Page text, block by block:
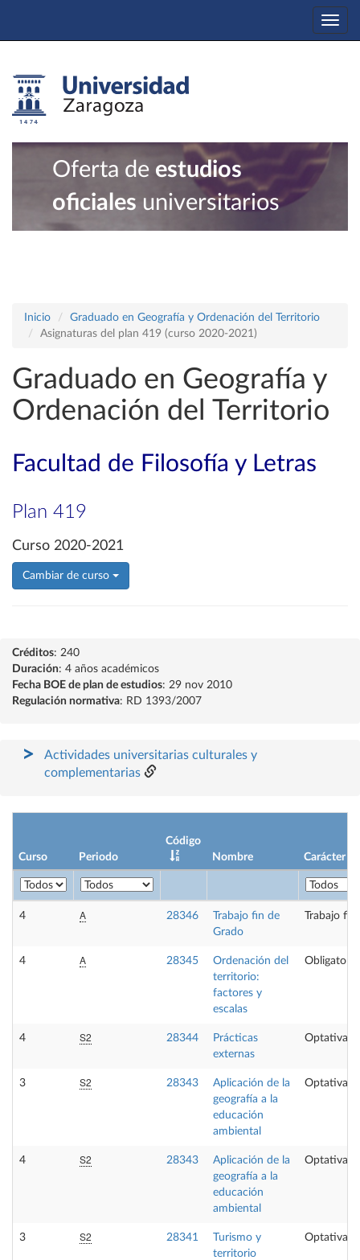
Oferta de estudios
oficiales universitarios
Inicio
Graduado en Geografía y Ordenación del Territorio
Asignaturas del plan 419 (curso 2020-2021)
Graduado en Geografía y
Ordenación del Territorio
Facultad de Filosofía y Letras
Plan 419
Curso 2020-2021
Cambiar de curso
Créditos: 240
Duración: 4 años académicos
Fecha BOE de plan de estudios: 29 nov 2010
Regulación normativa: RD 1393/2007
Actividades universitarias culturales y
complementarias
Curso Periodo
Código
Nombre
Carácter
4 A 28346
Trabajo fin de
Grado
Trabajo
4 A 28345
Ordenación del
territorio:
factores y
escalas
Obligatoria
4 S2 28344
Prácticas
externas
Optativa
3 S2 28343
Aplicación de la
geografía a la
educación
ambiental
Optativa
4 S2 28343
Aplicación de la
geografía a la
educación
ambiental
Optativa
3 S2 28341
Turismo y
territorio
Optativa